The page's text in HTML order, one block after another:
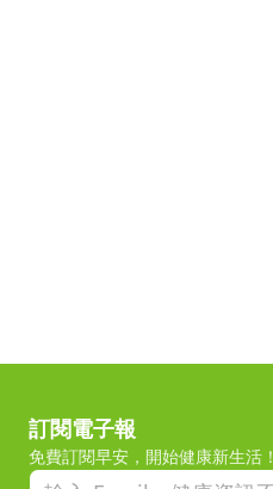
訂閱電子報
免費訂閱早安，開始健康新生活！